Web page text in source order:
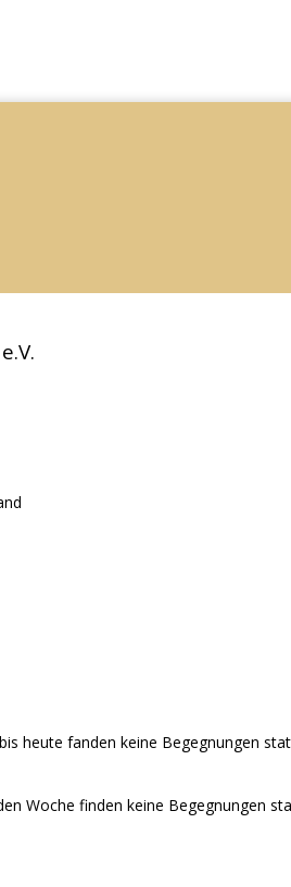
heute fanden keine Begegnungen
Woche finden keine Begegnungen